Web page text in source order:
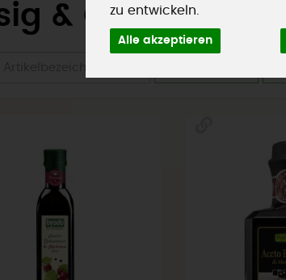
zu entwickeln.
Alle akzeptieren
& Öl 30 von 960